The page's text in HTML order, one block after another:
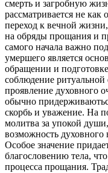
смерть и загробную
рассматривается не как
переход к вечной
на обряды прощания и
самого начала важно
умершего является
обращении и
соблюдение
проявление духовного
обычно
скорбь и уважение. На
молитва за упокой
возможность
Особое значение
благословению тела,
процесса прощания.